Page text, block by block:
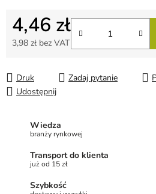
4,46 zł
3,98 zł bez VAT
Druk Zadaj pytanie
Udostępnij
Wiedza
branży rynkowej
Transport do klienta
już od 15 zł
Szybkość